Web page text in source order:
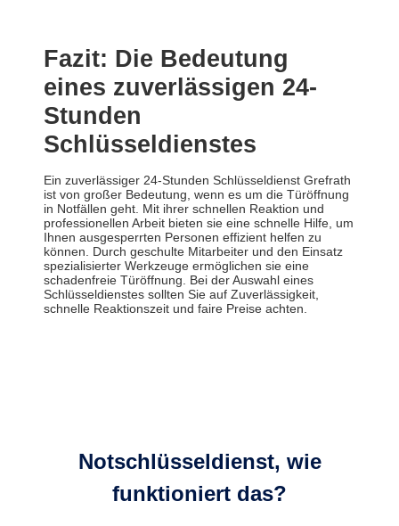
Fazit: Die Bedeutung
eines zuverlässigen 24-
Stunden
Schlüsseldienstes
Ein zuverlässiger 24-Stunden Schlüsseldienst Grefrath
ist von großer Bedeutung, wenn es um die Türöffnung
in Notfällen geht. Mit ihrer schnellen Reaktion und
professionellen Arbeit bieten sie eine schnelle Hilfe, um
Ihnen ausgesperrten Personen effizient helfen zu
können. Durch geschulte Mitarbeiter und den Einsatz
spezialisierter Werkzeuge ermöglichen sie eine
schadenfreie Türöffnung. Bei der Auswahl eines
Schlüsseldienstes sollten Sie auf Zuverlässigkeit,
schnelle Reaktionszeit und faire Preise achten.
Notschlüsseldienst, wie
funktioniert das?